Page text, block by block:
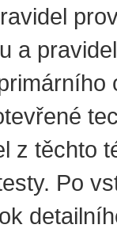
a
z těchto
Po